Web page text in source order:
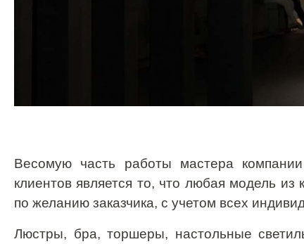
Весомую часть работы мастера
клиентов является то, что любая модель
по желанию заказчика, с учетом всех
Люстры, бра, торшеры, настольные